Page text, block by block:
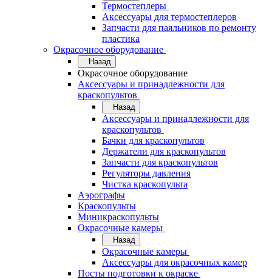
Термостеплеры
Аксессуары для термостеплеров
Запчасти для паяльников по ремонту
пластика
Окрасочное оборудование
Назад
Окрасочное оборудование
Аксессуары и принадлежности для
краскопультов
Назад
Аксессуары и принадлежности для
краскопультов
Бачки для краскопультов
Держатели для краскопультов
Запчасти для краскопультов
Регуляторы давления
Чистка краскопульта
Аэрографы
Краскопульты
Миникраскопульты
Окрасочные камеры
Назад
Окрасочные камеры
Аксессуары для окрасочных камер
Посты подготовки к окраске